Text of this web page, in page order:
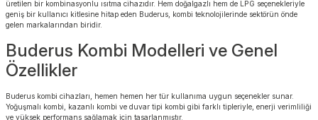
üretilen bir kombinasyonlu ısıtma cihazıdır. Hem doğalgazlı hem de LPG seçenekleriyle
geniş bir kullanıcı kitlesine hitap eden Buderus, kombi teknolojilerinde sektörün önde
gelen markalarından biridir.
Buderus Kombi Modelleri ve Genel
Özellikler
Buderus kombi cihazları, hemen hemen her tür kullanıma uygun seçenekler sunar.
Yoğuşmalı kombi, kazanlı kombi ve duvar tipi kombi gibi farklı tipleriyle, enerji verimliliği
ve yüksek performans sağlamak için tasarlanmıştır.